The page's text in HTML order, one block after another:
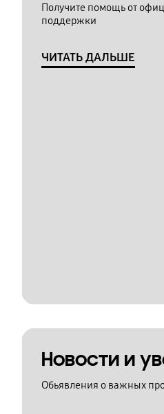
Получите помощь от
поддержки
ЧИТАТЬ ДАЛЬШЕ
Новости и
Обьявления о важных